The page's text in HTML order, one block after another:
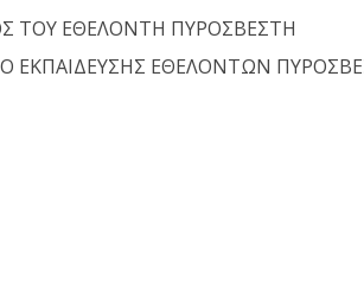
ΤΟΥ ΕΘΕΛΟΝΤΗ ΠΥΡΟΣΒΕΣΤΗ
ΕΚΠΑΙΔΕΥΣΗΣ ΕΘΕΛΟΝΤΩΝ